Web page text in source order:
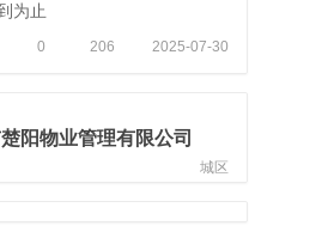
为止
0 206 2025-07-30
阳物业管理有限公司
城区